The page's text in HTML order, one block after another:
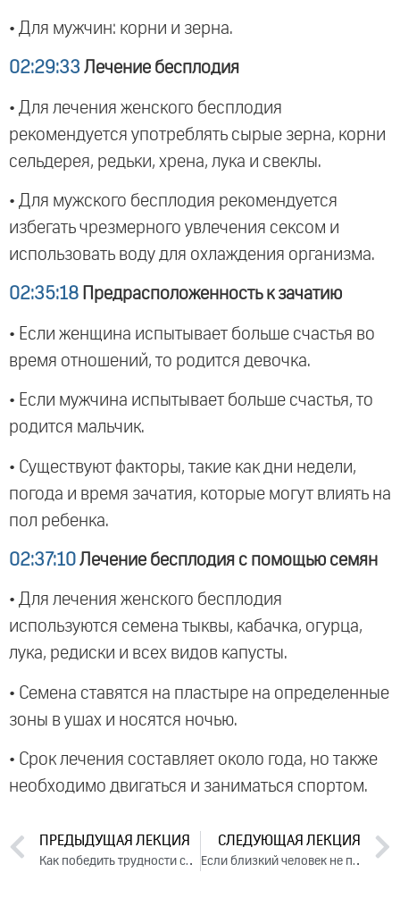
• Для мужчин: корни и зерна.
02:29:33 Лечение бесплодия
• Для лечения женского бесплодия
рекомендуется употреблять сырые зерна, корни
сельдерея, редьки, хрена, лука и свеклы.
• Для мужского бесплодия рекомендуется
избегать чрезмерного увлечения сексом и
использовать воду для охлаждения организма.
02:35:18 Предрасположенность к зачатию
• Если женщина испытывает больше счастья во
время отношений, то родится девочка.
• Если мужчина испытывает больше счастья, то
родится мальчик.
• Существуют факторы, такие как дни недели,
погода и время зачатия, которые могут влиять на
пол ребенка.
02:37:10 Лечение бесплодия с помощью семян
• Для лечения женского бесплодия
используются семена тыквы, кабачка, огурца,
лука, редиски и всех видов капусты.
• Семена ставятся на пластыре на определенные
зоны в ушах и носятся ночью.
• Срок лечения составляет около года, но также
необходимо двигаться и заниматься спортом.
ПРЕДЫДУЩАЯ ЛЕКЦИЯ
Как победить трудности судьбы. Лекция 3 (2018)
СЛЕДУЮЩАЯ ЛЕКЦИЯ
Если близкий человек не понимает или не любит. Лекция 2 (2018)